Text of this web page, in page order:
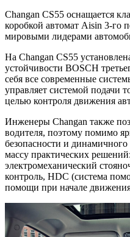
Changan CS55 оснащается
коробкой автомат Aisin 3-го
мировыми лидерами
На Changan CS55
устойчивости BOSCH
себя все современные
управляет системой подачи
целью контроля движения
Инженеры Changan также
водителя, поэтому помимо
безопасности и динамичного
массу практических
электромеханический
контроль, HDC (система
помощи при начале